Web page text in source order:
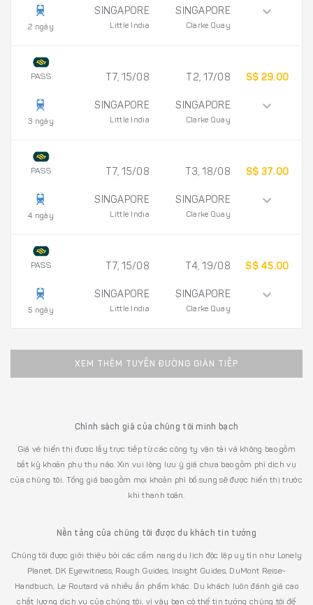
2 ngày
SINGAPORE
Little India
SINGAPORE
Clarke Quay
PASS
3 ngày
T7, 15/08
SINGAPORE
Little India
T2, 17/08
SINGAPORE
Clarke Quay
S$ 29.00
PASS
4 ngày
T7, 15/08
SINGAPORE
Little India
T3, 18/08
SINGAPORE
Clarke Quay
S$ 37.00
PASS
5 ngày
T7, 15/08
SINGAPORE
Little India
T4, 19/08
SINGAPORE
Clarke Quay
S$ 45.00
XEM THÊM TUYẾN ĐƯỜNG GIÁN TIẾP
Chính sách giá của chúng tôi minh bạch
Giá vé hiển thị được lấy trực tiếp từ các công ty vận tải và không bao gồm
bất kỳ khoản phụ thu nào. Xin vui lòng lưu ý giá chưa bao gồm phí dịch vụ
của chúng tôi. Tổng giá bao gồm mọi khoản phí bổ sung sẽ được hiển thị trước
khi thanh toán.
Nền tảng của chúng tôi được du khách tin tưởng
Chúng tôi được giới thiệu bởi các cẩm nang du lịch độc lập uy tín như Lonely
Planet, DK Eyewitness, Rough Guides, Insight Guides, DuMont Reise-
Handbuch, Le Routard và nhiều ấn phẩm khác. Du khách luôn đánh giá cao
chất lượng dịch vụ của chúng tôi, vì vậy bạn có thể tin tưởng chúng tôi để